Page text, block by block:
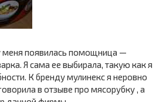
меня появилась помощница —
Я сама ее выбирала, такую как я
К бренду мулинекс я неровно
в отзыве про мясорубку , а